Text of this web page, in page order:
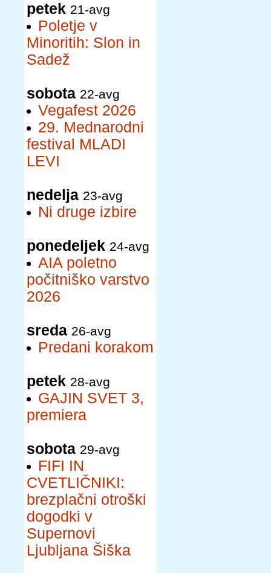
petek 21-avg
Poletje v
Minoritih: Slon in
Sadež
sobota 22-avg
Vegafest 2026
29. Mednarodni
festival MLADI
LEVI
nedelja 23-avg
Ni druge izbire
ponedeljek 24-avg
AIA poletno
počitniško varstvo
2026
sreda 26-avg
Predani korakom
petek 28-avg
GAJIN SVET 3,
premiera
sobota 29-avg
FIFI IN
CVETLIČNIKI:
brezplačni otroški
dogodki v
Supernovi
Ljubljana Šiška